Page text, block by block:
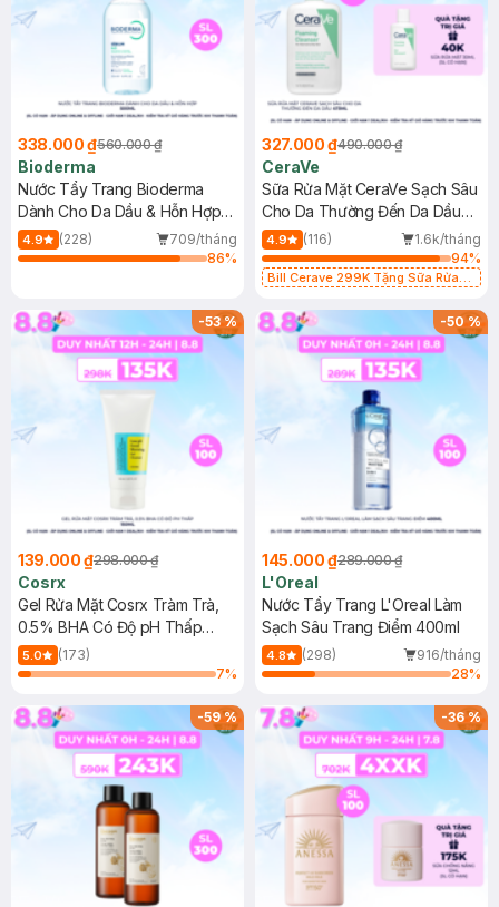
338.000 ₫560.000 ₫
Bioderma
Nước Tẩy Trang Bioderma
Dành Cho Da Dầu & Hỗn Hợp
500ml
4.9 (228)
709/tháng
86%
327.000 ₫490.000 ₫
CeraVe
Sữa Rửa Mặt CeraVe Sạch Sâu
Cho Da Thường Đến Da Dầu
473ml
4.9 (116)
1.6k/tháng
94%
Bill Cerave 299K Tặng Sữa Rửa
-53%
139.000 ₫298.000 ₫
Cosrx
Gel Rửa Mặt Cosrx Tràm Trà,
0.5% BHA Có Độ pH Thấp
150ml
5.0
(173)
7%
-50%
145.000 ₫289.000 ₫
L'Oreal
Nước Tẩy Trang L'Oreal Làm
Sạch Sâu Trang Điểm 400ml
4.8 (298)
916/tháng
28%
-59% -36%